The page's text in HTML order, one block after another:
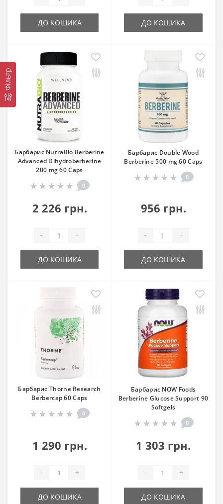
Фільтр
ДО КОШИКА ДО КОШИКА
Барбарис NutraBio Berberine
Advanced Dihydroberberine
200 mg 60 Caps
0
2 226 грн.
- +
ДО КОШИКА
Барбарис Double Wood
Berberine 500 mg 60 Caps
0
956 грн.
- +
ДО КОШИКА
Барбарис Thorne Research
Berbercap 60 Caps
0
1 290 грн.
- +
ДО КОШИКА
Барбарис NOW Foods
Berberine Glucose Support 90
Softgels
0
1 303 грн.
- +
ДО КОШИКА